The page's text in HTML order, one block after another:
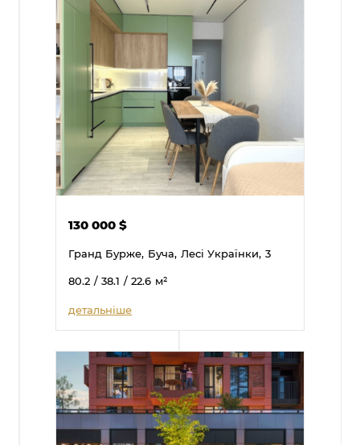
130 000$
Гранд Бурже, Буча, Лесі Українки, 3
80.2 / 38.1 / 22.6 м²
детальніше